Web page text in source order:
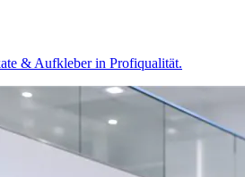
& Aufkleber in Profiqualität.